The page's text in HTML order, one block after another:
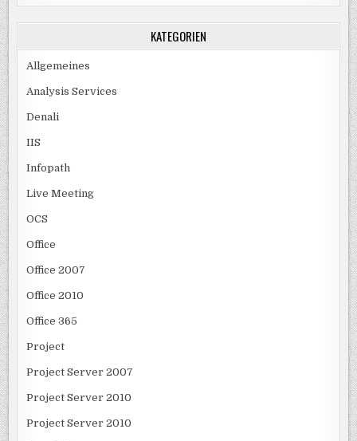
KATEGORIEN
Allgemeines
Analysis Services
Denali
IIS
Infopath
Live Meeting
OCS
Office
Office 2007
Office 2010
Office 365
Project
Project Server 2007
Project Server 2010
Project Server 2010